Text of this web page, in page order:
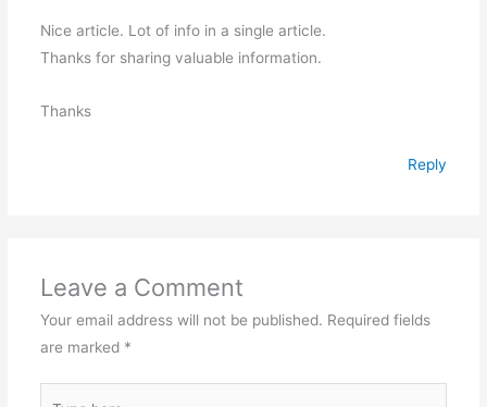
Nice article. Lot of info in a single article.
Thanks for sharing valuable information.
Thanks
Reply
Leave a Comment
Your email address will not be published. Required fields
are marked *